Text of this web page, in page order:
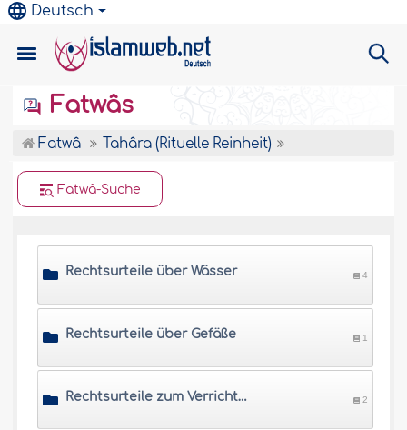
Deutsch
Fatwâs
Fatwâ Tahâra (Rituelle Reinheit)
Fatwâ-Suche
Rechtsurteile über Wässer 4
Rechtsurteile über Gefäße 1
Rechtsurteile zum Verrichten der Notdurft 2